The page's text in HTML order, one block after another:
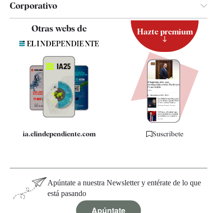
Corporativo
Contacto
Quiénes somos
Especificaciones
Otras webs de
ia.elindependiente.com
Hazte premium
Suscríbete
Apúntate a nuestra Newsletter y entérate de lo que
está pasando
Apúntate